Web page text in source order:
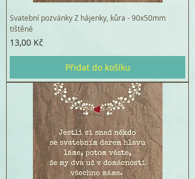
Svatební pozvánky Z hájenky, kůra - 90x50mm
tištěné
Cena
13,00 Kč
Přidat do košíku